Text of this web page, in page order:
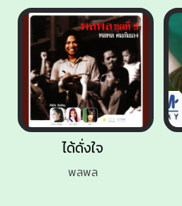
ได้ดั่งใจ
พลพล